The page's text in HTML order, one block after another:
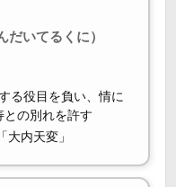
だいてるくに）
る役目を負い、情に
との別れを許す
大内天変」